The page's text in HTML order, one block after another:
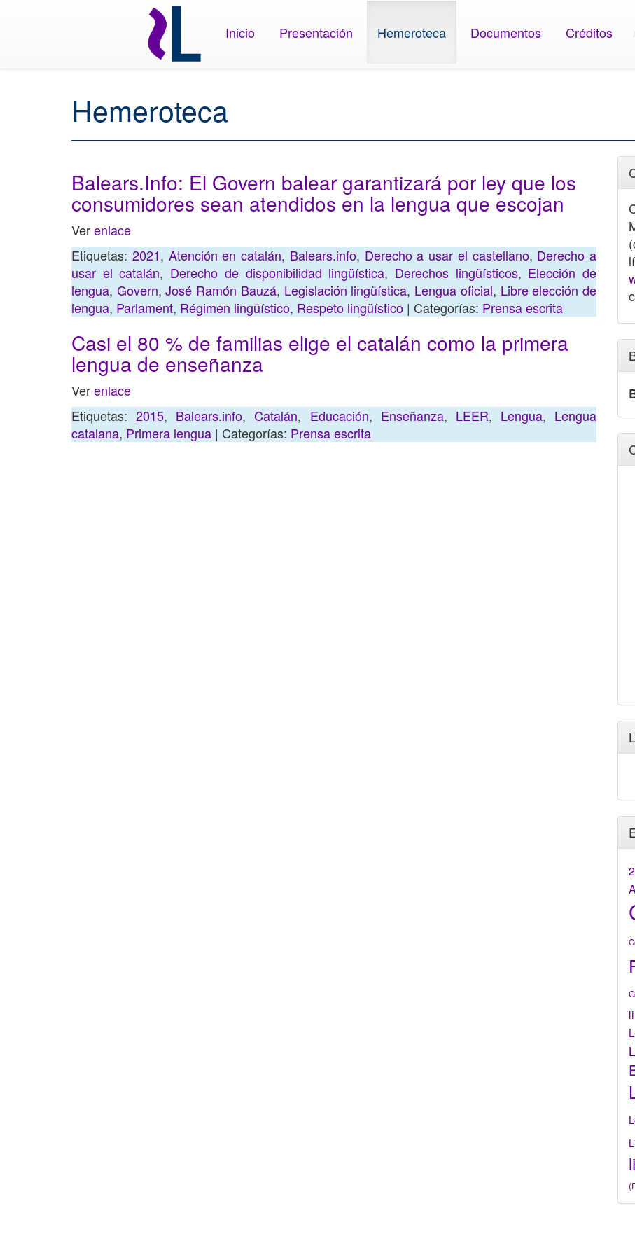
Inicio Presentación Hemeroteca Documentos Créditos
Hemeroteca
Balears.Info: El Govern balear garantizará por ley que los
consumidores sean atendidos en la lengua que escojan
Verenlace
Etiquetas: 2021, Atención en catalán, Balears.info, Derecho a usar el castellano, Derecho a
usar el catalán, Derecho de disponibilidad lingüística, Derechos lingüísticos, Elección de
lengua, Govern,José Ramón Bauzá, Legislación lingüística, Lengua oficial, Libre elección de
lengua, Parlament, Régimen lingüístico, Respeto lingüístico | Categorías: Prensa escrita
Casi el 80 % de familias elige el catalán como la primera
lengua de enseñanza
Verenlace
Etiquetas:2015, Balears.info,Catalán, Educación, Enseñanza, LEER, Lengua, Lengua
catalana, Primera lengua | Categorías: Prensa escrita